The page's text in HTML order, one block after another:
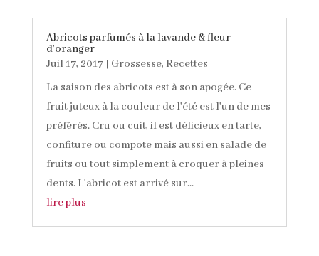
Abricots parfumés à la lavande & fleur
d’oranger
Juil 17, 2017| Grossesse, Recettes
La saison des abricots est à son apogée. Ce
fruit juteux à la couleur de l'été est l'un de mes
préférés. Cru ou cuit, il est délicieux en tarte,
confiture ou compote mais aussi en salade de
fruits ou tout simplement à croquer à pleines
dents. L'abricot est arrivé sur...
lire plus